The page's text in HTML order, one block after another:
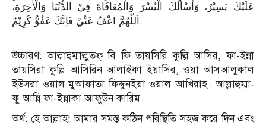
عَلَيْكَ يَسِيْرٌ، وَأَسْأَلُكَ الْيُسْرَ وَالْمُعَافَاةَ فِيْ الدُّنْيَا وَالْاٰخِرَةِ،
اَللّٰهُمَّ اعْفُ عَنِّيْ فَاِنَّكَ عَفُوٌّ كَرِيْمٌ.
উচ্চারণ: আল্লাহুম্মাল্লুতফ্ বি ফি তায়সিরি কুল্লি আসির, ফা-ইন্না
তায়সিরা কুল্লি আসিরিন আলাইকা ইয়াসির, ওয়া আসআলুকাল
ইউসরা ওয়াল মুআফাতা ফিদ্দুনইয়া ওয়াল আখিরাহ। আল্লাহুম্মা-
ফু আন্নি ফা-ইন্নাকা আফুউন কারিম।
অর্থ: হে আল্লাহ! আমার সমস্ত কঠিন পরিস্থিতি সহজ করে দিন এবং